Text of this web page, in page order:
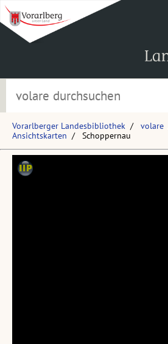
Vorarlberger Landesbibliothek volare
Ansichtskarten
Schoppernau